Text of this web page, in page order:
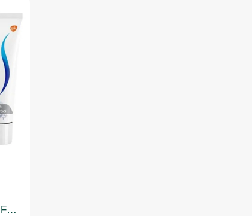
Sensodyne Ekstra Beyazlatıcı Florürlü Diş Macunu 75 ml 3 Adet